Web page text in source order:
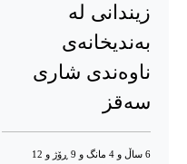
زیندانی لە
بەندیخانەی
ناوەندی شاری
سەقز
6 ساڵ و 4 مانگ و 9 ڕۆژ و 12